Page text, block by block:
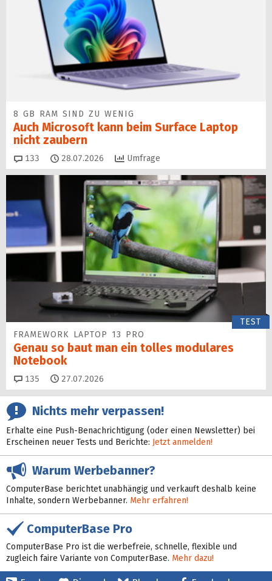
8 GB RAM SIND ZU WENIG
Auch Microsoft kann beim Surface Laptop
nicht zaubern
133 Kommentare
28.07.2026 Umfrage
TEST
FRAMEWORK LAPTOP 13 PRO
Genau so baut man ein tolles modulares
Notebook
135 Kommentare
27.07.2026
Nichts mehr verpassen!
Erhalte eine Push-Benachrichtigung (oder einen Newsletter) bei
Erscheinen neuer Tests und Berichte: Jetzt anmelden!
Warum Werbebanner?
ComputerBase berichtet unabhängig und verkauft deshalb keine
Inhalte, sondern Werbebanner. Mehr erfahren!
ComputerBase Pro
ComputerBase Pro ist die werbefreie, schnelle, flexible und
zugleich faire Variante von ComputerBase. Mehr dazu!